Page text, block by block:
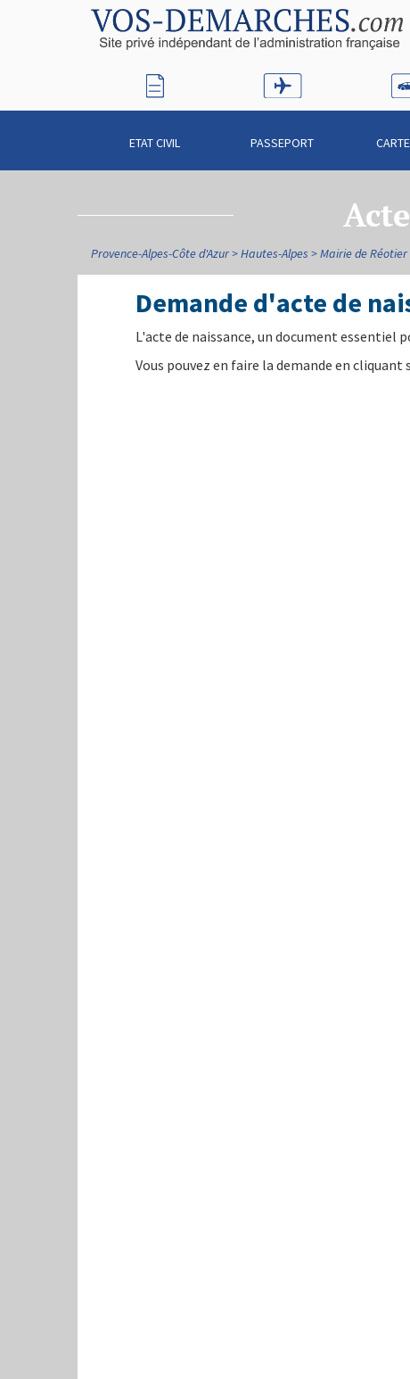
ETAT CIVIL PASSEPORT
Provence-Alpes-Côte d'Azur Hautes-Alpes Mairie de Réotier
Demande d'acte de
L'acte de naissance, un document
Vous pouvez en faire la demande en cliquant